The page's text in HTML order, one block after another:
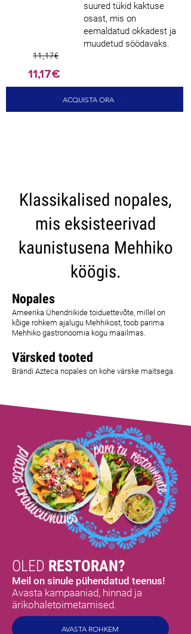
suured tükid kaktuse
osast, mis on
eemaldatud okkadest ja
muudetud söödavaks.
11,17€
11,17€
ACQUISTA ORA
Klassikalised nopales,
mis eksisteerivad
kaunistusena Mehhiko
köögis.
Nopales
Ameerika Ühendriikide toiduettevõte, millel on
kõige rohkem ajalugu Mehhikost, toob parima
Mehhiko gastronoomia kogu maailmas.
Värsked tooted
Brändi Azteca nopales on kohe värske maitsega.
OLED RESTORAN?
Meil on sinule pühendatud teenus!
Avasta kampaaniad, hinnad ja
ärikohaletoimetamised.
AVASTA ROHKEM